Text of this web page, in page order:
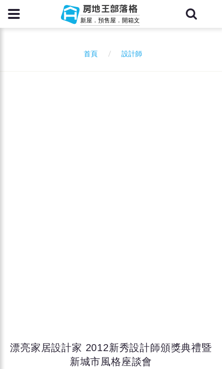
房地王部落格
新屋．預售屋．開箱文
首頁 設計師
漂亮家居設計家 2012新秀設計師頒獎典禮暨
新城市風格座談會